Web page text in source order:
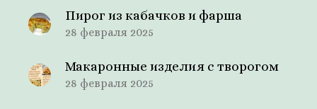
Пирог из кабачков и фарша
28 февраля 2025
Макаронные изделия с творогом
28 февраля 2025